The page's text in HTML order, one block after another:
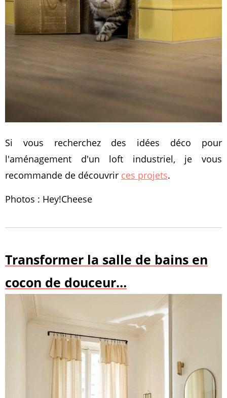
Si vous recherchez des idées déco pour
l'aménagement d'un loft industriel, je vous
recommande de découvrir ces projets.
Photos : Hey!Cheese
Transformer la salle de bains en
cocon de douceur…